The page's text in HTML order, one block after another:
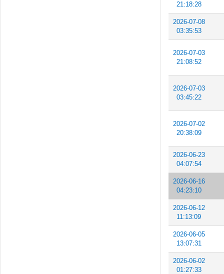
21:18:28
2026-07-08
03:35:53
2026-07-03
21:08:52
2026-07-03
03:45:22
2026-07-02
20:38:09
2026-06-23
04:07:54
2026-06-16
04:23:10
2026-06-12
11:13:09
2026-06-05
13:07:31
2026-06-02
01:27:33